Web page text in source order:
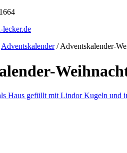
lecker.de
Adventskalender /Adventskalender-